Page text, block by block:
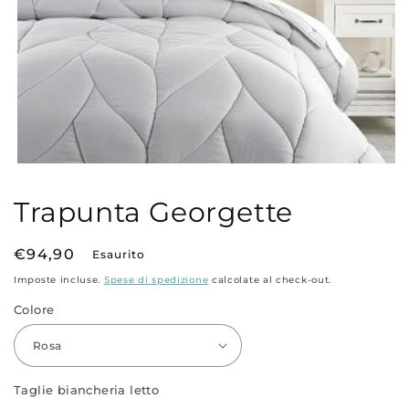
in
modale
Trapunta Georgette
Prezzo
di
€94,90 Esaurito
Imposte incluse. Spese di spedizione calcolate al check-out.
Colore
Taglie biancheria letto